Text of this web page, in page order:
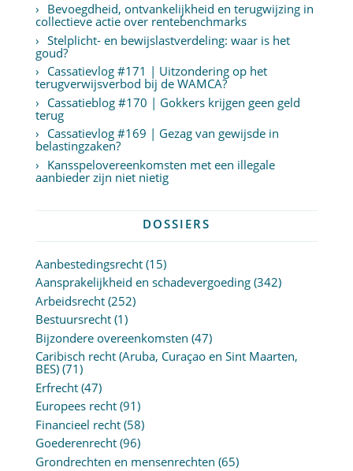
Bevoegdheid, ontvankelijkheid en terugwijzing in
collectieve actie over rentebenchmarks
Stelplicht- en bewijslastverdeling: waar is het
goud?
Cassatievlog #171 | Uitzondering op het
terugverwijsverbod bij de WAMCA?
Cassatieblog #170 | Gokkers krijgen geen geld
terug
Cassatievlog #169 | Gezag van gewijsde in
belastingzaken?
Kansspelovereenkomsten met een illegale
aanbieder zijn niet nietig
DOSSIERS
Aanbestedingsrecht(15)
Aansprakelijkheid en schadevergoeding(342)
Arbeidsrecht(252)
Bestuursrecht(1)
Bijzondere overeenkomsten (47)
Caribisch recht (Aruba, Curaçao en Sint Maarten,
BES)(71)
Erfrecht(47)
Europees recht(91)
Financieel recht(58)
Goederenrecht(96)
Grondrechten en mensenrechten (65)